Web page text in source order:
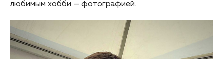
любимым хобби — фотографией.